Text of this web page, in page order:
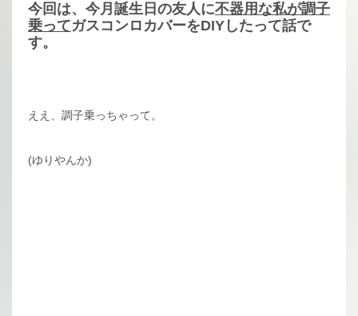
今回は、今月誕生日の友人に不器用な私が調子
乗ってガスコンロカバーをDIYしたって話で
す。
ええ、調子乗っちゃって。
(ゆりやんか)